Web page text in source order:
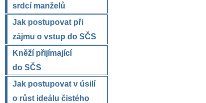
srdcí manželů
Jak postupovat při
zájmu o vstup do SČS
Kněží přijímající
do SČS
Jak postupovat v úsilí
o růst ideálu čistého